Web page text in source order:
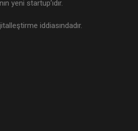
yeni startup’ıdır.
iddiasındadır.